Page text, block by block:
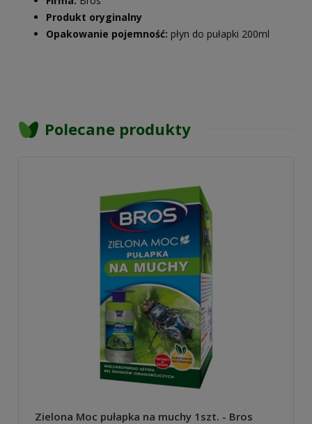
Produkt oryginalny
Opakowanie pojemność: płyn do pułapki 200ml
Polecane produkty
Zielona Moc pułapka na muchy 1szt. - Bros